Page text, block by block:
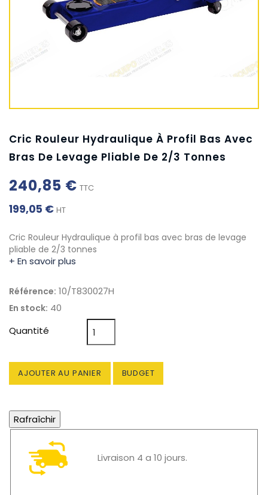
Cric Rouleur Hydraulique À Profil Bas Avec
Bras De Levage Pliable De 2/3 Tonnes
240,85 € TTC
199,05 € HT
Cric Rouleur Hydraulique à profil bas avec bras de levage
pliable de 2/3 tonnes
+ En savoir plus
Référence: 10/T830027H
En stock: 40
Quantité
AJOUTER AU PANIER BUDGET
Livraison 4 a 10 jours.